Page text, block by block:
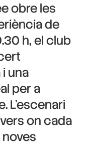
obre les
de
h, el club
i una
per a
L’escenari
on cada